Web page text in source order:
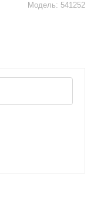
Модель: 541252